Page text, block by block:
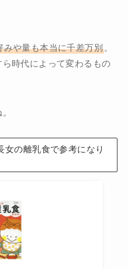
や量も本当に千差万別 。
時代によって変わるもの
女の離乳食で参考になり